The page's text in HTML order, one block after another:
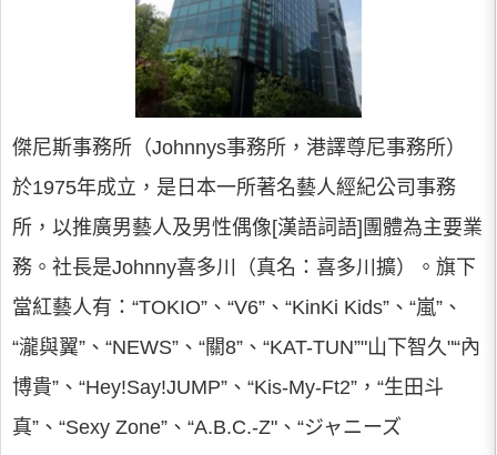
傑尼斯事務所（Johnnys事務所，港譯尊尼事務所）
於1975年成立，是日本一所著名藝人經紀公司事務
所，以推廣男藝人及男性偶像[漢語詞語]團體為主要業
務。社長是Johnny喜多川（真名：喜多川擴）。旗下
當紅藝人有：“TOKIO”、“V6”、“KinKi Kids”、“嵐”、
“瀧與翼”、“NEWS”、“關8”、“KAT-TUN”"山下智久"“內
博貴”、“Hey!Say!JUMP”、“Kis-My-Ft2”，“生田斗
真”、“Sexy Zone”、“A.B.C.-Z"、“ジャニーズ